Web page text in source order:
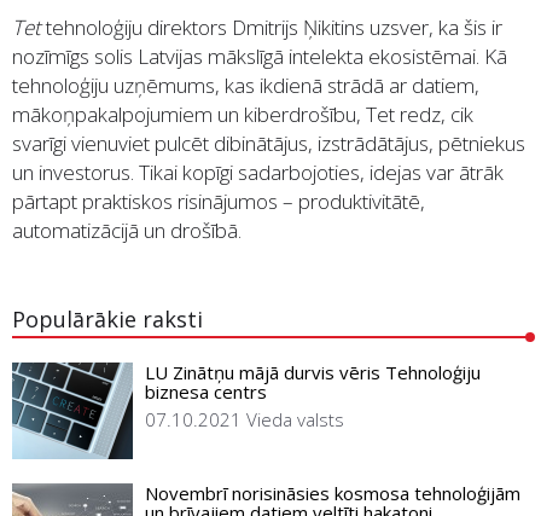
Tettehnoloģiju direktors Dmitrijs Ņikitins uzsver, ka šis ir
nozīmīgs solis Latvijas mākslīgā intelekta ekosistēmai. Kā
tehnoloģiju uzņēmums, kas ikdienā strādā ar datiem,
mākoņpakalpojumiem un kiberdrošību, Tet redz, cik
svarīgi vienuviet pulcēt dibinātājus, izstrādātājus, pētniekus
un investorus. Tikai kopīgi sadarbojoties, idejas var ātrāk
pārtapt praktiskos risinājumos – produktivitātē,
automatizācijā un drošībā.
Populārākie raksti
LU Zinātņu mājā durvis vēris Tehnoloģiju
biznesa centrs
07.10.2021 Vieda valsts
Novembrī norisināsies kosmosa tehnoloģijām